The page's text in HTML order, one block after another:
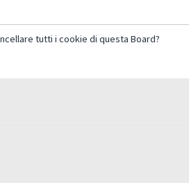
tutti i cookie di questa Board?